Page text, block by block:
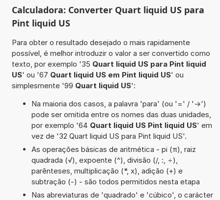
Calculadora: Converter Quart liquid US para
Pint liquid US
Para obter o resultado desejado o mais rapidamente
possível, é melhor introduzir o valor a ser convertido como
texto, por exemplo '35 Quart liquid US para Pint liquid
US' ou '67 Quart liquid US em Pint liquid US' ou
simplesmente '99 Quart liquid US':
Na maioria dos casos, a palavra 'para' (ou '=' / '->')
pode ser omitida entre os nomes das duas unidades,
por exemplo '64 Quart liquid US Pint liquid US' em
vez de '32 Quart liquid US para Pint liquid US'.
As operações básicas de aritmética - pi (π), raiz
quadrada (√), expoente (^), divisão (/, :, ÷),
parênteses, multiplicação (*, x), adição (+) e
subtração (-) - são todos permitidos nesta etapa
Nas abreviaturas de 'quadrado' e 'cúbico', o carácter